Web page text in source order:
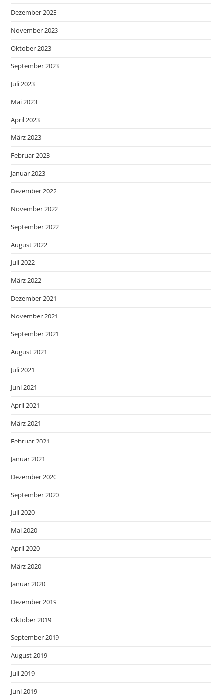
Dezember 2023
November 2023
Oktober 2023
September 2023
Juli 2023
Mai 2023
April 2023
März 2023
Februar 2023
Januar 2023
Dezember 2022
November 2022
September 2022
August 2022
Juli 2022
März 2022
Dezember 2021
November 2021
September 2021
August 2021
Juli 2021
Juni 2021
April 2021
März 2021
Februar 2021
Januar 2021
Dezember 2020
September 2020
Juli 2020
Mai 2020
April 2020
März 2020
Januar 2020
Dezember 2019
Oktober 2019
September 2019
August 2019
Juli 2019
Juni 2019